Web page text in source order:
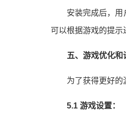
安装完成后，
可以根据游戏的提示
五、游戏优化和
为了获得更好的
5.1 游戏设置：